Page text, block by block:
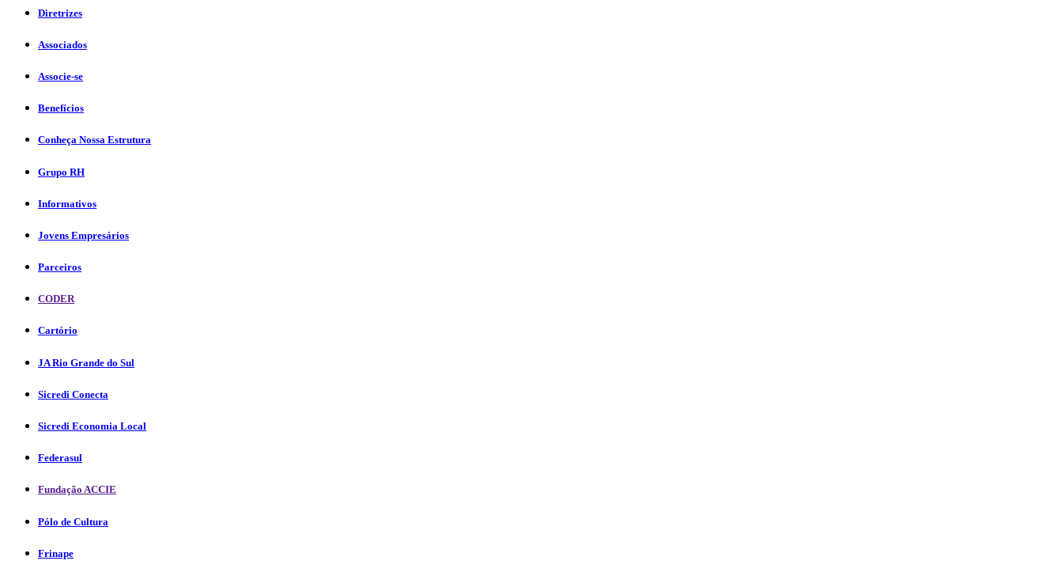
Diretrizes
Associados
Associe-se
Benefícios
Conheça Nossa Estrutura
Grupo RH
Informativos
Jovens Empresários
Parceiros
CODER
Cartório
JA Rio Grande do Sul
Sicredi Conecta
Sicredi Economia Local
Federasul
Fundação ACCIE
Pólo de Cultura
Frinape